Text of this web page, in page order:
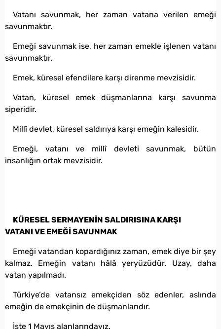
Vatanı savunmak, her zaman vatana verilen emeği
savunmaktır.
Emeği savunmak ise, her zaman emekle işlenen vatanı
savunmaktır.
Emek, küresel efendilere karşı direnme mevzisidir.
Vatan, küresel emek düşmanlarına karşı savunma
siperidir.
Millî devlet, küresel saldırıya karşı emeğin kalesidir.
Emeği, vatanı ve millî devleti savunmak, bütün
insanlığın ortak mevzisidir.
KÜRESEL SERMAYENİN SALDIRISINA KARŞI
VATANI VE EMEĞİ SAVUNMAK
Emeği vatandan kopardığınız zaman, emek diye bir şey
kalmaz. Emeğin vatanı hâlâ yeryüzüdür. Uzay, daha
vatan yapılmadı.
Türkiye’de vatansız emekçiden söz edenler, aslında
emeğin de emekçinin de düşmanlarıdır.
İşte 1 Mayıs alanlarındayız.